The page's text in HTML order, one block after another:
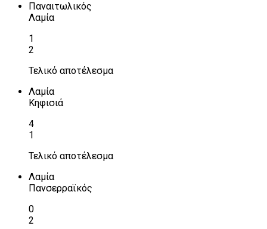
Παναιτωλικός
Λαμία
1
2
Τελικό αποτέλεσμα
Λαμία
Κηφισιά
4
1
Τελικό αποτέλεσμα
Λαμία
Πανσερραϊκός
0
2